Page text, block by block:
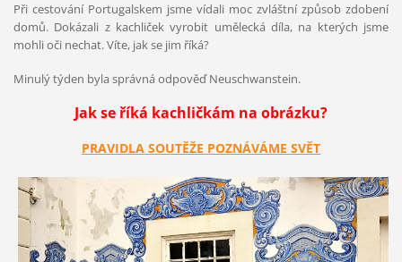
Při cestování Portugalskem jsme vídali moc zvláštní způsob zdobení
domů. Dokázali z kachliček vyrobit umělecká díla, na kterých jsme
mohli oči nechat. Víte, jak se jim říká?
Minulý týden byla správná odpověď Neuschwanstein.
Jak se říká kachličkám na obrázku?
PRAVIDLA SOUTĚŽE POZNÁVÁME SVĚT